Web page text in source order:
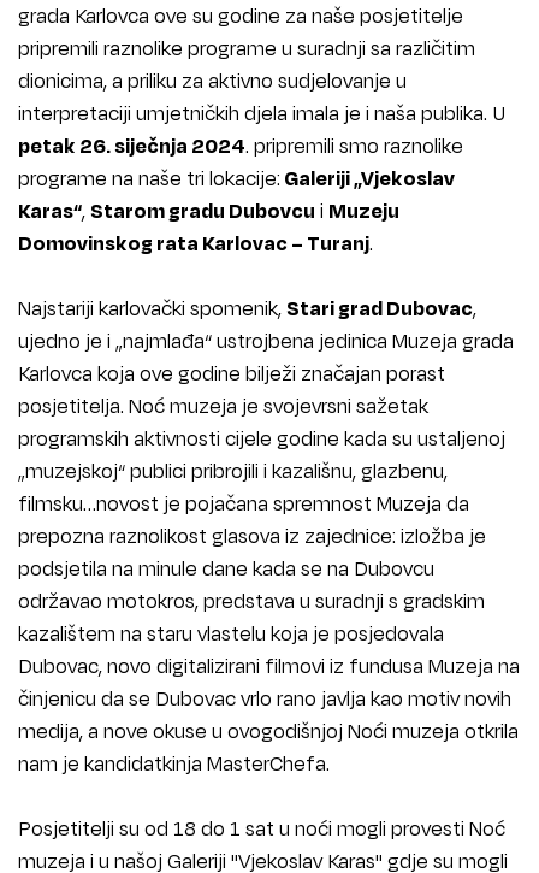
grada Karlovca ove su godine za naše posjetitelje
pripremili raznolike programe u suradnji sa različitim
dionicima, a priliku za aktivno sudjelovanje u
interpretaciji umjetničkih djela imala je i naša publika. U
petak 26. siječnja 2024. pripremili smo raznolike
programe na naše tri lokacije: Galeriji „Vjekoslav
Karas“,Starom gradu Dubovcu i Muzeju
Domovinskog rata Karlovac – Turanj.
Najstariji karlovački spomenik,Stari grad Dubovac,
ujedno je i „najmlađa“ ustrojbena jedinica Muzeja grada
Karlovca koja ove godine bilježi značajan porast
posjetitelja. Noć muzeja je svojevrsni sažetak
programskih aktivnosti cijele godine kada su ustaljenoj
„muzejskoj“ publici pribrojili i kazališnu, glazbenu,
filmsku…novost je pojačana spremnost Muzeja da
prepozna raznolikost glasova iz zajednice: izložba je
podsjetila na minule dane kada se na Dubovcu
održavao motokros, predstava u suradnji s gradskim
kazalištem na staru vlastelu koja je posjedovala
Dubovac, novo digitalizirani filmovi iz fundusa Muzeja na
činjenicu da se Dubovac vrlo rano javlja kao motiv novih
medija, a nove okuse u ovogodišnjoj Noći muzeja otkrila
nam je kandidatkinja MasterChefa.
Posjetitelji su od 18 do 1 sat u noći mogli provesti Noć
muzeja i u našoj Galeriji "Vjekoslav Karas" gdje su mogli